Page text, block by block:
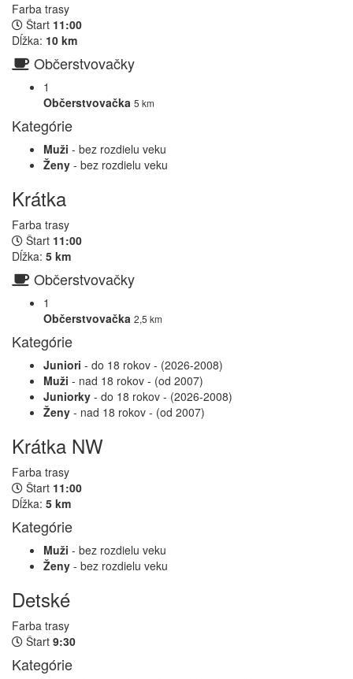
Farba trasy
Štart 11:00
Dĺžka: 10 km
Občerstvovačky
1
Občerstvovačka 5 km
Kategórie
Muži - bez rozdielu veku
Ženy - bez rozdielu veku
Krátka
Farba trasy
Štart 11:00
Dĺžka: 5 km
Občerstvovačky
1
Občerstvovačka 2,5 km
Kategórie
Juniori - do 18 rokov - (2026-2008)
Muži - nad 18 rokov - (od 2007)
Juniorky - do 18 rokov - (2026-2008)
Ženy - nad 18 rokov - (od 2007)
Krátka NW
Farba trasy
Štart 11:00
Dĺžka: 5 km
Kategórie
Muži - bez rozdielu veku
Ženy - bez rozdielu veku
Detské
Farba trasy
Štart 9:30
Kategórie